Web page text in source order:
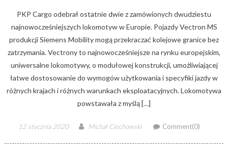
PKP Cargo odebrał ostatnie dwie z zamówionych dwudziestu
najnowocześniejszych lokomotyw w Europie. Pojazdy Vectron MS
produkcji Siemens Mobility mogą przekraczać kolejowe granice bez
zatrzymania. Vectrony to najnowocześniejsze na rynku europejskim,
uniwersalne lokomotywy, o modułowej konstrukcji, umożliwiającej
łatwe dostosowanie do wymogów użytkowania i specyfiki jazdy w
różnych krajach i różnych warunkach eksploatacyjnych. Lokomotywa
powstawała z myślą […]
Posted
12 stycznia 2020 Author
Michał Ciechowski Comment(0)